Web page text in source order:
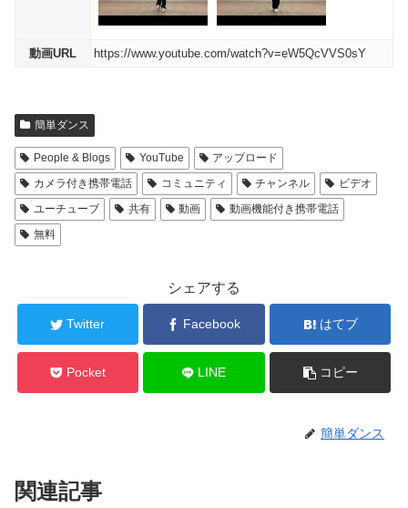
動画URL https://www.youtube.com/watch?v=eW5QcVVS0sY
簡単ダンス
People & Blogs YouTube
アップロード
カメラ付き携帯電話
コミュニティ チャンネル
ビデオ
ユーチューブ
共有 動画
動画機能付き携帯電話
無料
シェアする
Twitter Facebook はてブ
Pocket LINE コピー
簡単ダンス
関連記事